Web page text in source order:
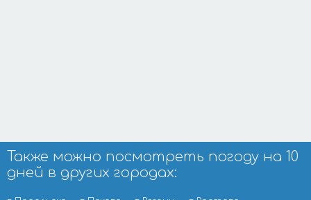
Также можно посмотреть погоду на 10
дней в других городах: